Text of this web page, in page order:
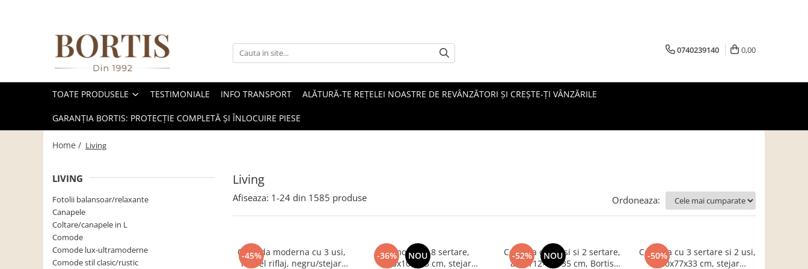
Toate Produsele
Fotolii balansoar/relaxante
Coltare/canapele in L
Comode stil clasic/rustic
Fotolii extensibile
Masute de cafea
Mese sufragerie/dining
Rafturi/ etajere carti
0740239140 0,00
TOATE PRODUSELE TESTIMONIALE INFO TRANSPORT ALĂTURĂ-TE REȚELEI NOASTRE DE REVÂNZĂTORI ȘI CREȘTE-ȚI VÂNZĂRILE
GARANȚIA BORTIS: PROTECȚIE COMPLETĂ ȘI ÎNLOCUIRE PIESE
Home / Living
Living
LIVING
Fotolii balansoar/relaxante
Canapele
Coltare/canapele in L
Comode
Comode lux-ultramoderne
Comode stil clasic/rustic
Afiseaza: 1-24 din 1585 produse Ordoneaza:
-45%
Comoda moderna cu 3 usi,
model riflaj, negru/stejar
-36% NOU
Comoda cu 8 sertare,
120x100x33 cm, stejar
-52% NOU
Comoda cu 3 usi si 2 sertare,
alb, 112×82×35 cm, Bortis
-50%
Comoda cu 3 sertare si 2 usi,
140x77x33 cm, stejar